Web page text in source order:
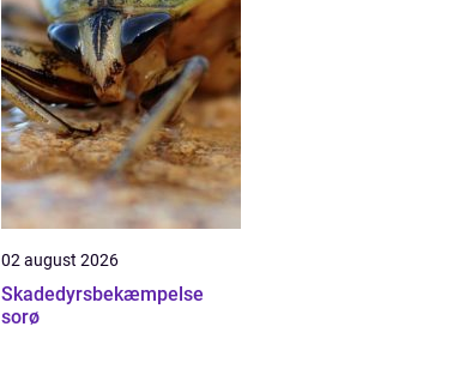
02 august 2026
Skadedyrsbekæmpelse
sorø